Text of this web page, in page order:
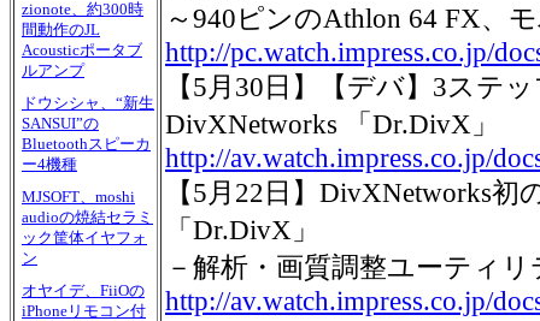
zionote、約300時
間動作のJL
Acousticポータブ
ルアンプ
ドウシシャ、“新生
SANSUI”の
Bluetoothスピーカ
ー4機種
MJSOFT、moshi
audioの焼結セラミ
ック筐体イヤフォ
ン
オヤイデ、FiiOの
iPhoneリモコン付
～940ピンのAthlon 64 FX、
http://pc.watch.impress.co.jp/
【5月30日】【デバ】3ステ
DivXNetworks 「Dr.DivX」
http://av.watch.impress.co.jp/
【5月22日】DivXNetworks
「Dr.DivX」
－解析・画質調整ユーティ
http://av.watch.impress.co.jp/